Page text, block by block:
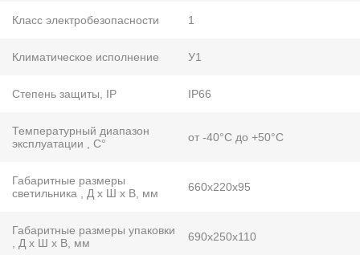
Класс электробезопасности 1
Климатическое исполнение У1
Степень защиты, IP IP66
Температурный диапазон
эксплуатации , С°
от -40°С до +50°С
Габаритные размеры
светильника , Д х Ш х В, мм
660х220х95
Габаритные размеры упаковки
, Д х Ш х В, мм
690х250х110